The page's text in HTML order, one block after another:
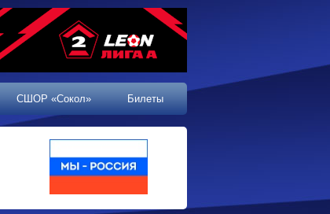
СШОР «Сокол» Билеты